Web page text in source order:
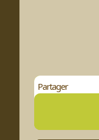
Partager